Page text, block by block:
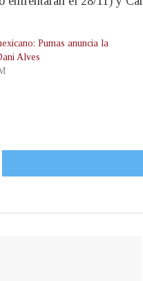
Pumas anuncia la
Alves